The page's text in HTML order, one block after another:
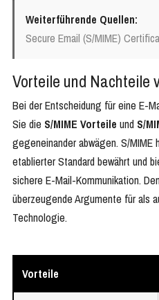
Weiterführende Quellen:
Secure Email (S/MIME)
Vorteile und Nachteile
Bei der Entscheidung für eine E-
Sie die S/MIME Vorteile und S/
gegeneinander abwägen. S/MIME
etablierter Standard bewährt und
sichere E-Mail-Kommunikation.
überzeugende Argumente für als
Technologie.
Vorteile